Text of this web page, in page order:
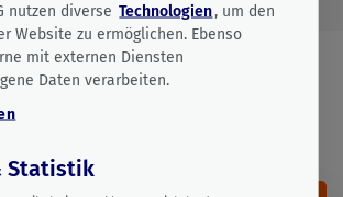
interessant
nutzen diverse Technologien, um den
Website zu ermöglichen. Ebenso
mit externen Diensten
Daten verarbeiten.
Statistik